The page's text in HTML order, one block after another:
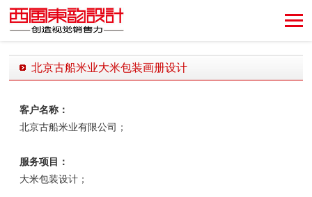
创造视觉销售力！
北京古船米业大米包装画册设计
客户名称：
北京古船米业有限公司；
服务项目：
大米包装设计；